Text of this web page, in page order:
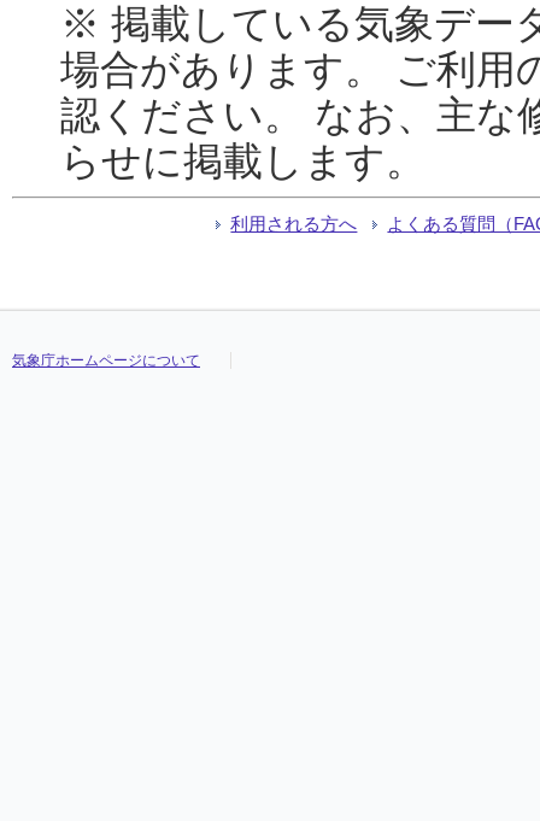
※ 掲載している気象デー
場合があります。 ご利用
認ください。 なお、主な
らせに掲載します。
利用される方へ よくある質問（
気象庁ホームページについて